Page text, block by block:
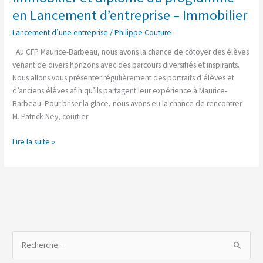
en Lancement d’entreprise – Immobilier
Lancement d’une entreprise /Philippe Couture
Au CFP Maurice-Barbeau, nous avons la chance de côtoyer des élèves
venant de divers horizons avec des parcours diversifiés et inspirants.
Nous allons vous présenter régulièrement des portraits d’élèves et
d’anciens élèves afin qu’ils partagent leur expérience à Maurice-
Barbeau. Pour briser la glace, nous avons eu la chance de rencontrer
M. Patrick Ney, courtier
Lire la suite »